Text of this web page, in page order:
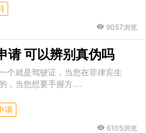
9057浏览
请 可以辨别真伪吗
个就是驾驶证，当您在菲律宾生
，当您想要手握方....
请
6105浏览